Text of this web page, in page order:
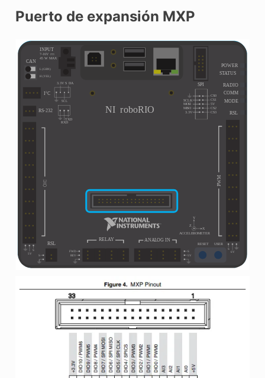
Puerto de expansión MXP